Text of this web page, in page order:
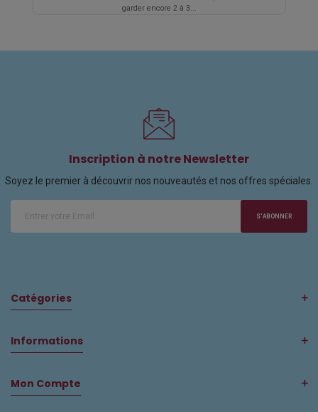
garder encore 2 à 3...
Inscription à notre Newsletter
Soyez le premier à découvrir nos nouveautés et nos offres spéciales.
S'ABONNER
Catégories
Informations
Mon Compte